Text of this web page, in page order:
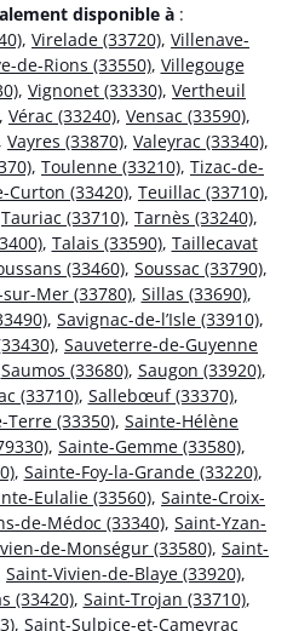
disponible à :
, Virelade (33720), Villenave-
de-Rions (33550), Villegouge
, Vignonet (33330), Vertheuil
, Vérac (33240), Vensac (33590),
, Vayres (33870), Valeyrac (33340),
, Toulenne (33210), Tizac-de-
Curton (33420), Teuillac (33710),
Tauriac (33710), Tarnès (33240),
, Talais (33590), Taillecavat
(33460), Soussac (33790),
Mer (33780), Sillas (33690),
, Savignac-de-l’Isle (33910),
, Sauveterre-de-Guyenne
Saumos (33680), Saugon (33920),
(33710), Sallebœuf (33370),
Terre (33350), Sainte-Hélène
, Sainte-Gemme (33580),
, Sainte-Foy-la-Grande (33220),
Eulalie (33560), Sainte-Croix-
de-Médoc (33340), Saint-Yzan-
de-Monségur (33580), Saint-
Saint-Vivien-de-Blaye (33920),
(33420), Saint-Trojan (33710),
, Saint-Sulpice-et-Cameyrac